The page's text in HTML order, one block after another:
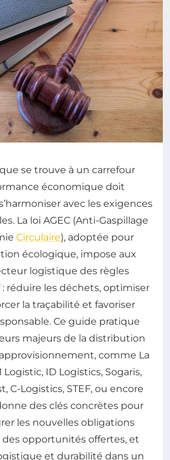
se trouve à un carrefour
économique doit
avec les exigences
La loi AGEC (Anti-Gaspillage
Circulaire), adoptée pour
écologique, impose aux
logistique des règles
: réduire les déchets, optimiser
la traçabilité et favoriser
Ce guide pratique
majeurs de la distribution
comme La
Logistic, ID Logistics, Sogaris,
C-Logistics, STEF, ou encore
des clés concrètes pour
les nouvelles obligations
des opportunités offertes, et
et durabilité dans un